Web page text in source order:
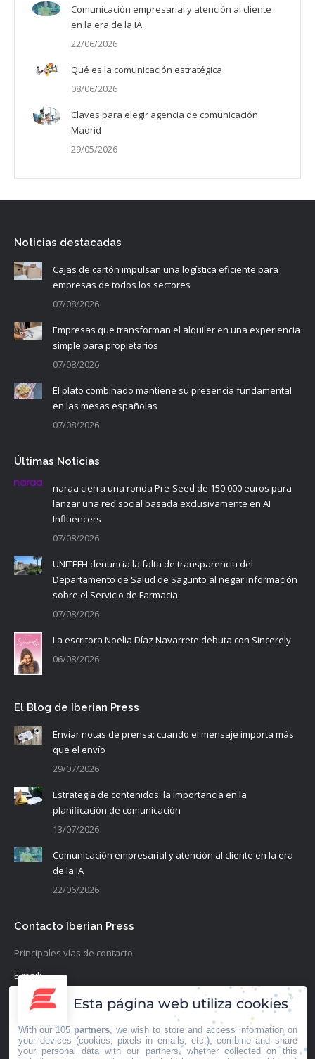
Comunicación empresarial y atención al cliente
en la era de la IA
22/06/2026
Qué es la comunicación estratégica
08/06/2026
Claves para elegir agencia de comunicación
Madrid
29/05/2026
Noticias destacadas
Cajas de cartón impulsan una logística eficiente para
empresas de todos los sectores
07/08/2026
Empresas que transforman el alquiler en una experiencia
simple para propietarios
07/08/2026
El plato combinado mantiene su presencia fundamental
en las mesas españolas
07/08/2026
Últimas Noticias
naraa cierra una ronda Pre-Seed de 150.000 euros para
lanzar una red social basada exclusivamente en AI
Influencers
07/08/2026
UNITEFH denuncia la falta de transparencia del
Departamento de Salud de Sagunto al negar información
sobre el Servicio de Farmacia
07/08/2026
La escritora Noelia Díaz Navarrete debuta con Sincerely
06/08/2026
El Blog de Iberian Press
Enviar notas de prensa: cuando el mensaje importa más
que el envío
29/07/2026
Estrategia de contenidos: la importancia en la
planificación de comunicación
13/07/2026
Comunicación empresarial y atención al cliente en la era
de la IA
22/06/2026
Contacto Iberian Press
Principales vías de contacto:
E-mail:
info@iberianpress.es
+34 911863556
Esta página web utiliza cookies
With our 105 partners , we wish to store and access information on
your devices (cookies, pixels in emails, etc.), combine and share
your personal data with our partners, whether collected on this